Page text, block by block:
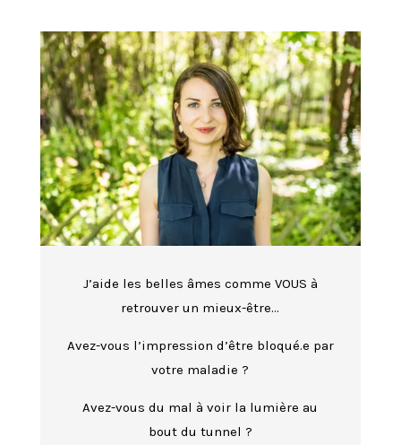
J’aide les belles âmes comme VOUS à
retrouver un mieux-être…
Avez-vous l’impression d’être bloqué.e par
votre maladie ?
Avez-vous du mal à voir la lumière au
bout du tunnel ?